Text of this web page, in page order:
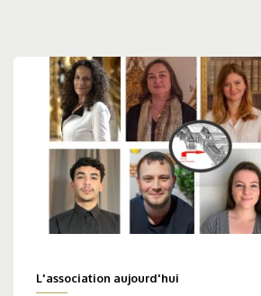
L'association aujourd'hui